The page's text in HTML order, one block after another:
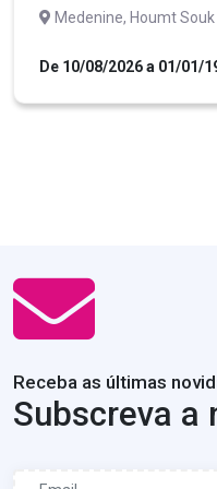
Medenine, Houmt Souk
De 10/08/2026 a 01/01/
Receba as últimas
Subscreva a